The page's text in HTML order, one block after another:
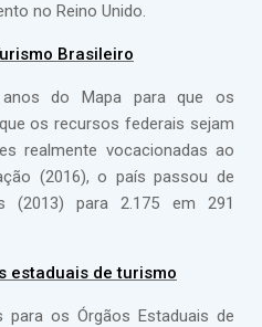
no Reino Unido.
Brasileiro
do Mapa para que os
os recursos federais sejam
realmente vocacionadas ao
(2016), o país passou de
(2013) para 2.175 em 291
estaduais de turismo
para os Órgãos Estaduais de